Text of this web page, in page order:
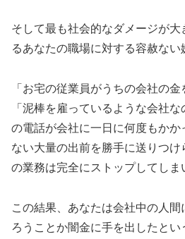
そして最も社会的なダメージが
るあなたの職場に対する容赦ない
「お宅の従業員がうちの会社の金
「泥棒を雇っているような会社
の電話が会社に一日に何度もか
ない大量の出前を勝手に送りつ
の業務は完全にストップしてしま
この結果、あなたは会社中の人
ろうことか闇金に手を出したと